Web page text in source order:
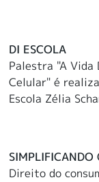
DI ESCOLA
Palestra "A Vida
Celular" é
Escola Zélia
SIMPLIFICANDO
Direito do